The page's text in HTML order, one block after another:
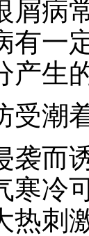
屑病
有一
产生
受潮
袭而
寒冷
热刺